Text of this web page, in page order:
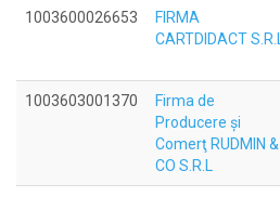
1003600026653
FIRMA
CARTDIDACT S.R.L
1003603001370
Firma de
Producere şi
Comerţ RUDMIN &
CO S.R.L